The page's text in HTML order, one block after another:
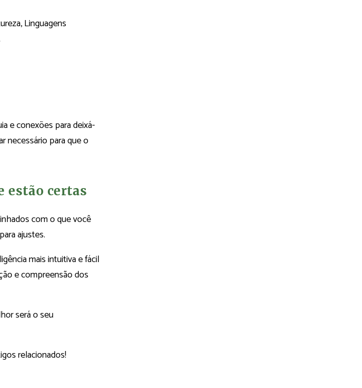
Linguagens
e conexões para deixá-
necessário para que o
estão certas
com o que você
ajustes.
mais intuitiva e fácil
e compreensão dos
será o seu
relacionados!